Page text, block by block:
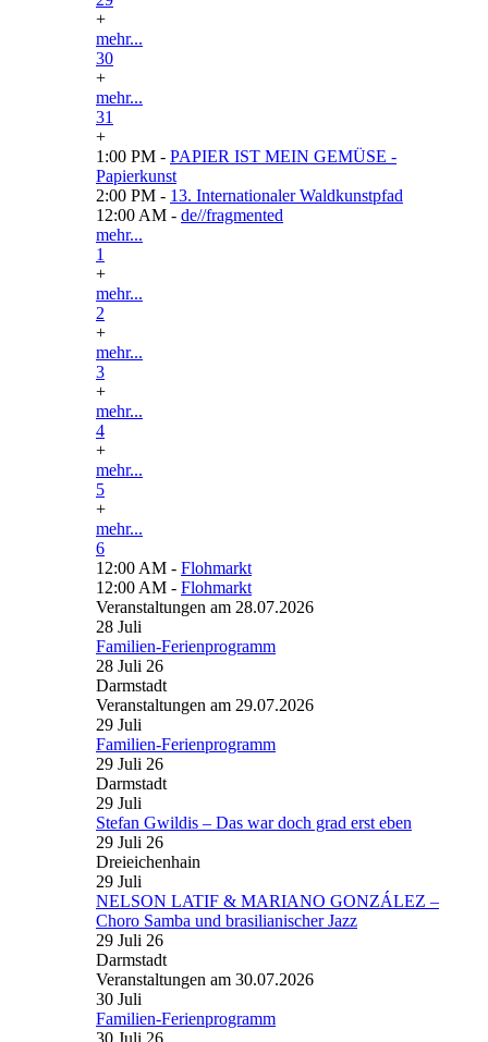
+
mehr...
30
+
mehr...
31
+
1:00 PM - PAPIER IST MEIN GEMÜSE -
Papierkunst
2:00 PM - 13. Internationaler Waldkunstpfad
12:00 AM - de//fragmented
mehr...
1
+
mehr...
2
+
mehr...
3
+
mehr...
4
+
mehr...
5
+
mehr...
6
12:00 AM - Flohmarkt
12:00 AM - Flohmarkt
Veranstaltungen am 28.07.2026
28 Juli
Familien-Ferienprogramm
28 Juli 26
Darmstadt
Veranstaltungen am 29.07.2026
29 Juli
Familien-Ferienprogramm
29 Juli 26
Darmstadt
29 Juli
Stefan Gwildis – Das war doch grad erst eben
29 Juli 26
Dreieichenhain
29 Juli
NELSON LATIF & MARIANO GONZÁLEZ –
Choro Samba und brasilianischer Jazz
29 Juli 26
Darmstadt
Veranstaltungen am 30.07.2026
30 Juli
Familien-Ferienprogramm
30 Juli 26